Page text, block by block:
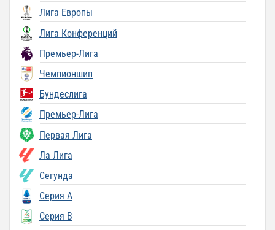
Лига Европы
Лига Конференций
Премьер-Лига
Чемпионшип
Бундеслига
Премьер-Лига
Первая Лига
Ла Лига
Сегунда
Серия A
Серия B